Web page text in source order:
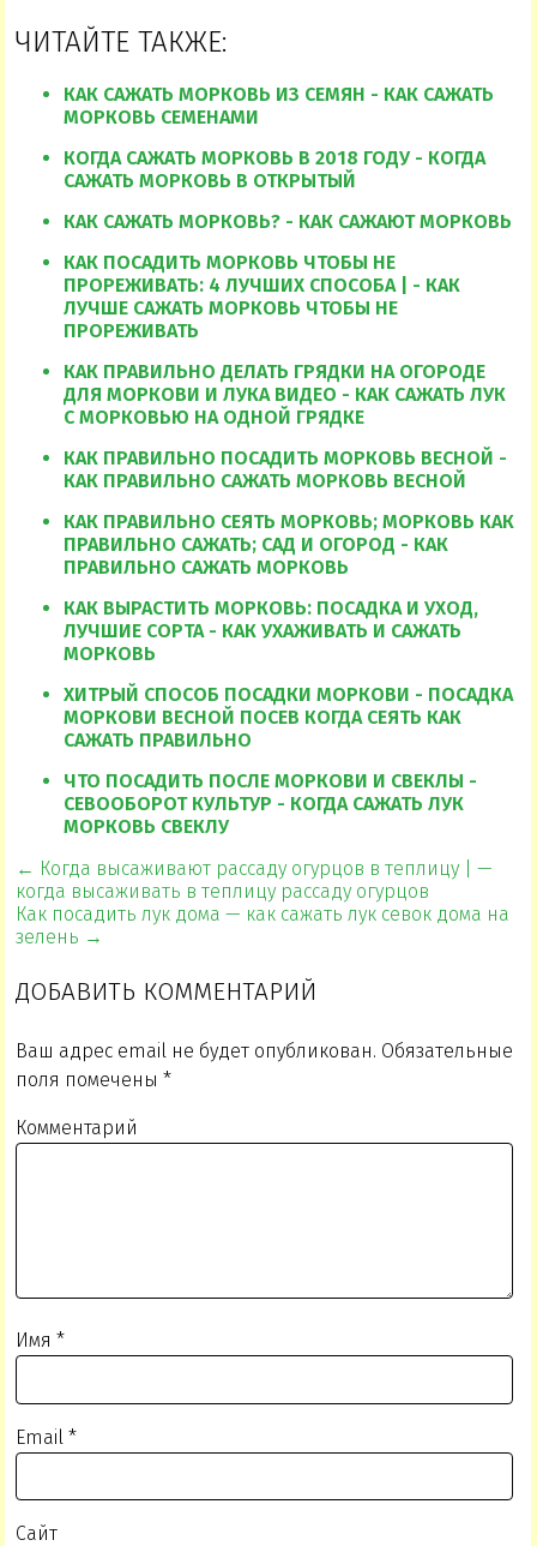
ЧИТАЙТЕ ТАКЖЕ:
КАК САЖАТЬ МОРКОВЬ ИЗ СЕМЯН - КАК САЖАТЬ
МОРКОВЬ СЕМЕНАМИ
КОГДА САЖАТЬ МОРКОВЬ В 2018 ГОДУ - КОГДА
САЖАТЬ МОРКОВЬ В ОТКРЫТЫЙ
КАК САЖАТЬ МОРКОВЬ? - КАК САЖАЮТ МОРКОВЬ
КАК ПОСАДИТЬ МОРКОВЬ ЧТОБЫ НЕ
ПРОРЕЖИВАТЬ: 4 ЛУЧШИХ СПОСОБА | - КАК
ЛУЧШЕ САЖАТЬ МОРКОВЬ ЧТОБЫ НЕ
ПРОРЕЖИВАТЬ
КАК ПРАВИЛЬНО ДЕЛАТЬ ГРЯДКИ НА ОГОРОДЕ
ДЛЯ МОРКОВИ И ЛУКА ВИДЕО - КАК САЖАТЬ ЛУК
С МОРКОВЬЮ НА ОДНОЙ ГРЯДКЕ
КАК ПРАВИЛЬНО ПОСАДИТЬ МОРКОВЬ ВЕСНОЙ -
КАК ПРАВИЛЬНО САЖАТЬ МОРКОВЬ ВЕСНОЙ
КАК ПРАВИЛЬНО СЕЯТЬ МОРКОВЬ; МОРКОВЬ КАК
ПРАВИЛЬНО САЖАТЬ; САД И ОГОРОД - КАК
ПРАВИЛЬНО САЖАТЬ МОРКОВЬ
КАК ВЫРАСТИТЬ МОРКОВЬ: ПОСАДКА И УХОД,
ЛУЧШИЕ СОРТА - КАК УХАЖИВАТЬ И САЖАТЬ
МОРКОВЬ
ХИТРЫЙ СПОСОБ ПОСАДКИ МОРКОВИ - ПОСАДКА
МОРКОВИ ВЕСНОЙ ПОСЕВ КОГДА СЕЯТЬ КАК
САЖАТЬ ПРАВИЛЬНО
ЧТО ПОСАДИТЬ ПОСЛЕ МОРКОВИ И СВЕКЛЫ -
СЕВООБОРОТ КУЛЬТУР - КОГДА САЖАТЬ ЛУК
МОРКОВЬ СВЕКЛУ
← Когда высаживают рассаду огурцов в теплицу | —
когда высаживать в теплицу рассаду огурцов
Как посадить лук дома — как сажать лук севок дома на
зелень →
ДОБАВИТЬ КОММЕНТАРИЙ
Ваш адрес email не будет опубликован. Обязательные
поля помечены*
Комментарий
Имя*
Email*
Сайт